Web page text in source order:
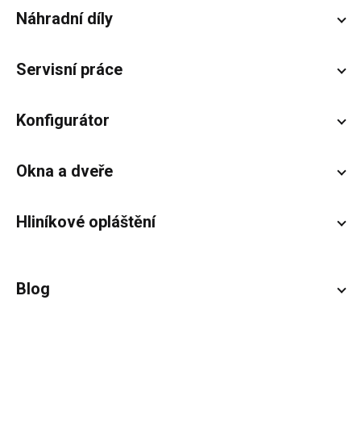
Náhradní díly
Servisní práce
Konfigurátor
Okna a dveře
Hliníkové opláštění
Blog